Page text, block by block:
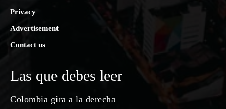
Privacy
Advertisement
Contact us
Las que debes leer
Colombia gira a la derecha